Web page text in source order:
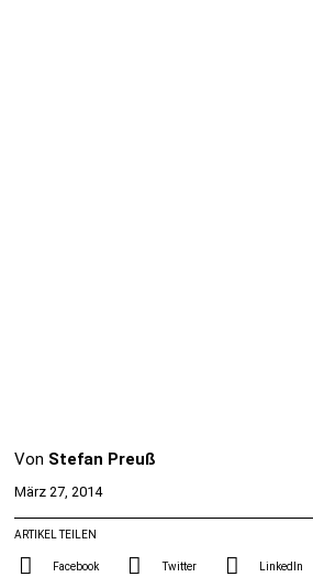
Von Stefan Preuß
März 27, 2014
ARTIKEL TEILEN
Facebook Twitter LinkedIn